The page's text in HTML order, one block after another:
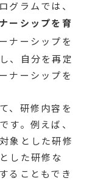
グラムでは、
ーシップを育
ナーシップを
、自分を再定
ナーシップを
、研修内容を
す。例えば、
象とした研修
した研修な
ることもでき